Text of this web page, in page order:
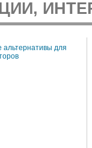
альтернативы для